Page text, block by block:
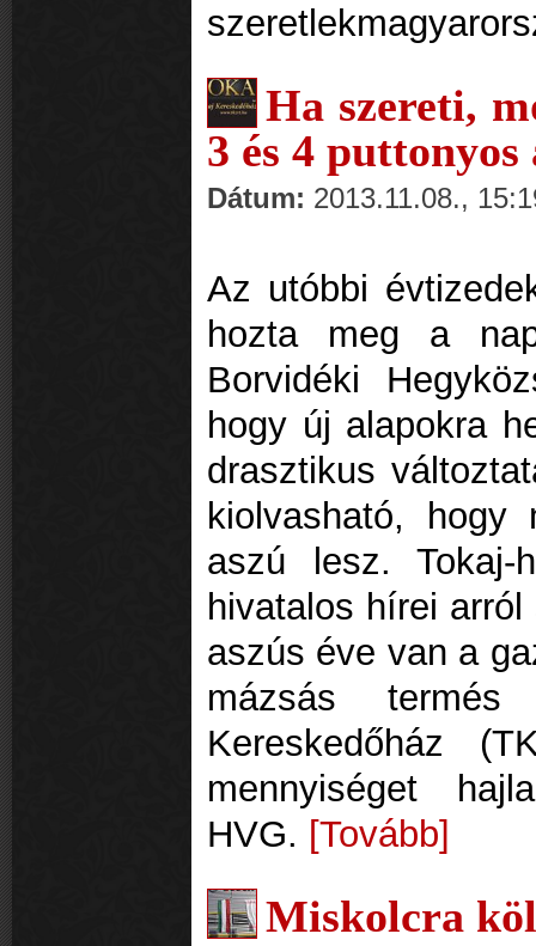
Ha szereti,
3 és 4 puttonyos
Dátum: 2013.11.08.,
Az utóbbi
hozta meg a
Borvidéki
hogy új alapokra
drasztikus
kiolvasható,
aszú lesz. Tokaj-
hivatalos hírei
aszús éve van a
mázsás
Kereskedőház
mennyiséget
HVG. [Tovább]
Miskolcra